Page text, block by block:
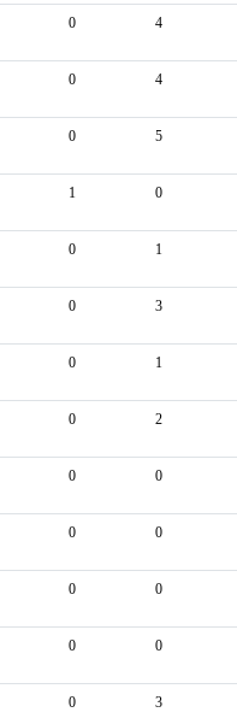
0 4
0 4
0 5
1 0
0 1
0 3
0 1
0 2
0 0
0 0
0 0
0 0
0 3